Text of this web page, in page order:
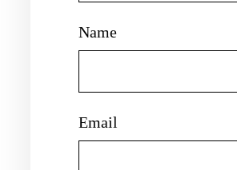
Name
Email